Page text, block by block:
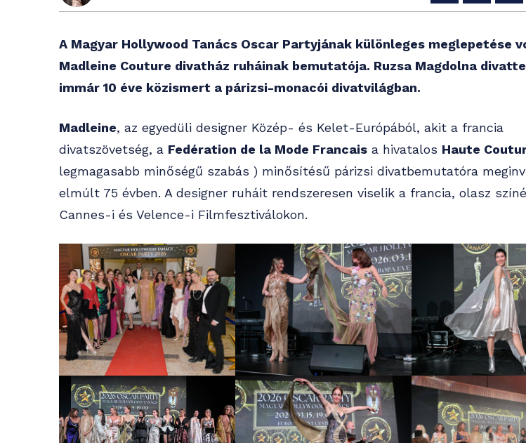
A Magyar Hollywood Tanács Oscar Partyjának különleges meglepetése
Madleine Couture divatház ruháinak bemutatója. Ruzsa Magdolna
immár 10 éve közismert a párizsi-monacói divatvilágban.
Madleine, az egyedüli designer Közép- és Kelet-Európából, akit a francia
divatszövetség, a Fedération de la Mode Francais a hivatalos Haute
legmagasabb minőségű szabás ) minősítésű párizsi divatbemutatóra
elmúlt 75 évben. A designer ruháit rendszeresen viselik a francia, olasz
Cannes-i és Velence-i Filmfesztiválokon.